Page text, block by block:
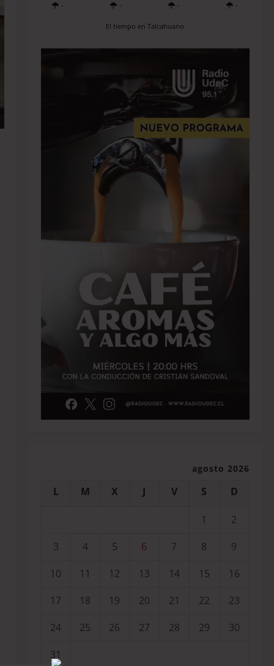
- - - -
El tiempo en Talcahuano
agosto 2026
L M X J V S D
1
2
3
4 5 6 7 8
9
10
11 12 13 14 15
16
17
18 19 20 21 22
23
24
25 26 27 28 29
30
31